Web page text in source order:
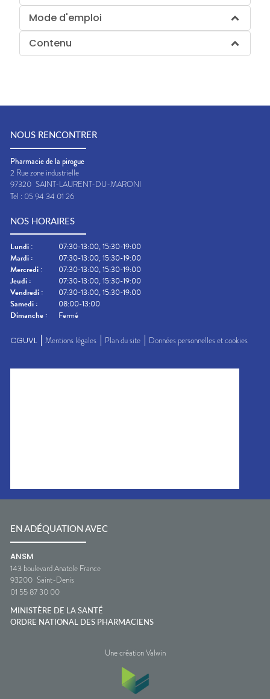
Mode d'emploi
Contenu
NOUS RENCONTRER
Pharmacie de la pirogue
2 Rue zone industrielle
97320 SAINT-LAURENT-DU-MARONI
Tel : 05 94 34 01 26
NOS HORAIRES
Lundi :
07:30-13:00, 15:30-19:00
Mardi :
07:30-13:00, 15:30-19:00
Mercredi :
07:30-13:00, 15:30-19:00
Jeudi :
07:30-13:00, 15:30-19:00
Vendredi :
07:30-13:00, 15:30-19:00
Samedi :
08:00-13:00
Dimanche : Fermé
CGUVL Mentions légales Plan du site Données personnelles et cookies
EN ADÉQUATION AVEC
ANSM
143 boulevard Anatole France
93200 Saint-Denis
01 55 87 30 00
MINISTÈRE DE LA SANTÉ
ORDRE NATIONAL DES PHARMACIENS
Une création Valwin